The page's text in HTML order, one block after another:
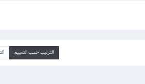
الترتيب حسب التقييم